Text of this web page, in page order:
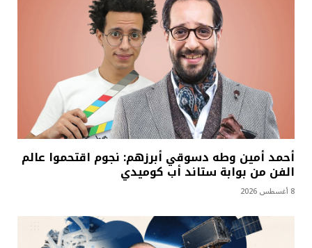
أحمد أمين وطه دسوقي أبرزهم: نجوم اقتحموا عالم
الفن من بوابة ستاند أب كوميدي
8 أغسطس 2026